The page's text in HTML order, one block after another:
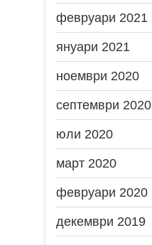
февруари 2021
януари 2021
ноември 2020
септември 2020
юли 2020
март 2020
февруари 2020
декември 2019